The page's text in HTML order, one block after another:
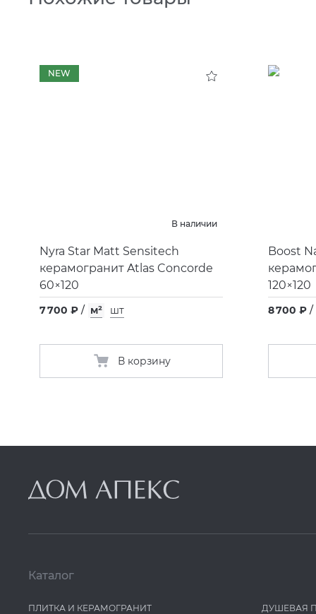
NEW
В наличии
Nyra Star Matt Sensitech
керамогранит Atlas Concorde
60×120
7 700 ₽ / м² шт
В корзину
Boost
120×120
8 700 ₽ /
Каталог
ПЛИТКА И КЕРАМОГРАНИТ ДУШЕВАЯ